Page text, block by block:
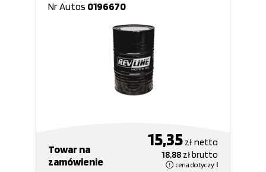
Nr Autos 0196670
Towar na
zamówienie
15,35 złnetto
18,88 złbrutto
cena dotyczy l